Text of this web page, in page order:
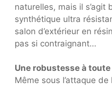
naturelles, mais il s’agit
synthétique ultra
salon d’extérieur en
pas si contraignant…
Une robustesse à
Même sous l’attaque